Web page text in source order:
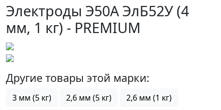
Электроды Э50А ЭлБ52У (4
мм, 1 кг) - PREMIUM
Другие товары этой марки:
3 мм (5 кг) 2,6 мм (5 кг)
2,6 мм (1 кг)